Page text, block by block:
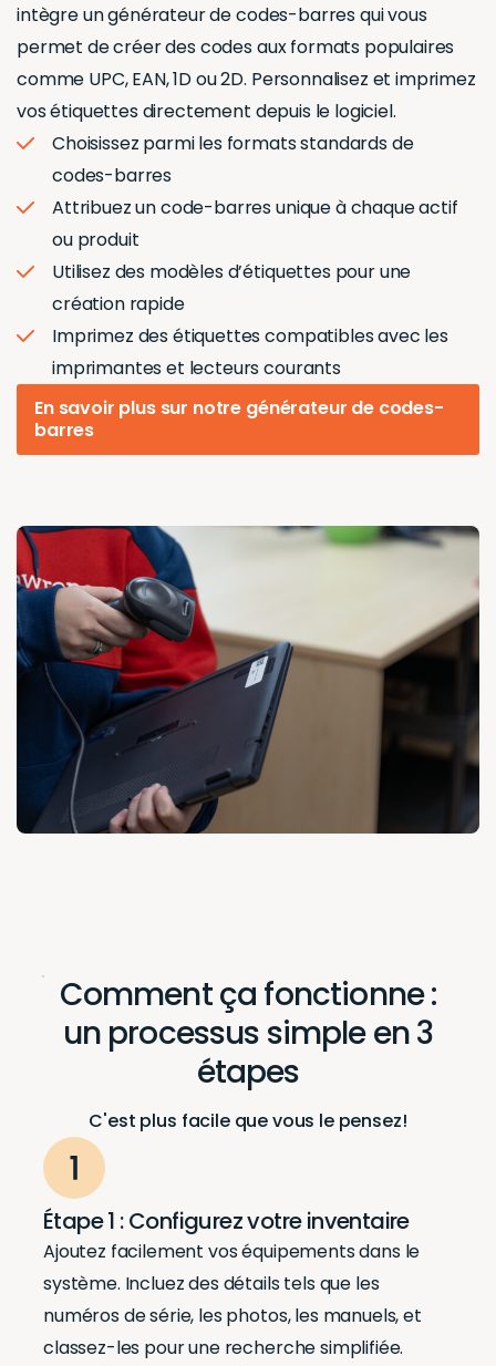
intègre un générateur de codes-barres qui vous
permet de créer des codes aux formats populaires
comme UPC, EAN, 1D ou 2D. Personnalisez et imprimez
vos étiquettes directement depuis le logiciel.
Choisissez parmi les formats standards de
codes-barres
Attribuez un code-barres unique à chaque actif
ou produit
Utilisez des modèles d’étiquettes pour une
création rapide
Imprimez des étiquettes compatibles avec les
imprimantes et lecteurs courants
En savoir plus sur notre générateur de codes-
barres
Comment ça fonctionne :
un processus simple en 3
étapes
C'est plus facile que vous le pensez!
Étape 1 : Configurez votre inventaire
Ajoutez facilement vos équipements dans le
système. Incluez des détails tels que les
numéros de série, les photos, les manuels, et
classez-les pour une recherche simplifiée.